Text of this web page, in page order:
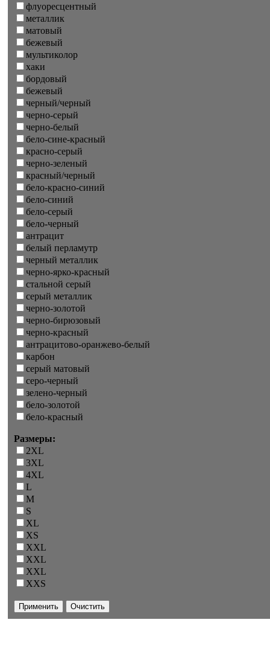
флуоресцентный
металлик
матовый
бежевый
мультиколор
хаки
бордовый
бежевый
черный/черный
черно-серый
черно-белый
бело-сине-красный
красно-серый
черно-зеленый
красный/черный
бело-красно-синий
бело-синий
бело-серый
бело-черный
антрацит
белый перламутр
черный металлик
черно-ярко-красный
стальной серый
серый металлик
черно-золотой
черно-бирюзовый
черно-красный
антрацитово-оранжево-белый
карбон
серый матовый
серо-черный
зелено-черный
бело-золотой
бело-красный
Размеры:
2XL
3XL
4XL
L
M
S
XL
XS
XXL
XXL
XXL
XXS